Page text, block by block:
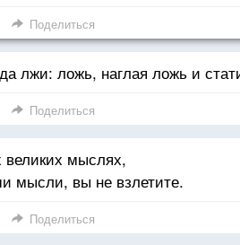
Поделиться
лжи: ложь, наглая ложь и
Поделиться
великих мыслях,
мысли, вы не взлетите.
Поделиться